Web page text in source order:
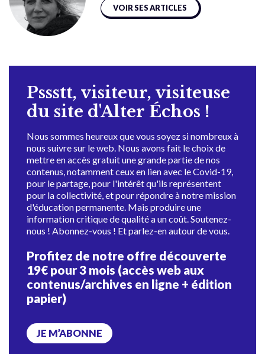
VOIR SES ARTICLES
Pssstt, visiteur, visiteuse
du site d'Alter Échos !
Nous sommes heureux que vous soyez si nombreux à
nous suivre sur le web. Nous avons fait le choix de
mettre en accès gratuit une grande partie de nos
contenus, notamment ceux en lien avec le Covid-19,
pour le partage, pour l'intérêt qu'ils représentent
pour la collectivité, et pour répondre à notre mission
d'éducation permanente. Mais produire une
information critique de qualité a un coût. Soutenez-
nous ! Abonnez-vous ! Et parlez-en autour de vous.
Profitez de notre offre découverte
19€ pour 3 mois (accès web aux
contenus/archives en ligne + édition
papier)
JE M’ABONNE